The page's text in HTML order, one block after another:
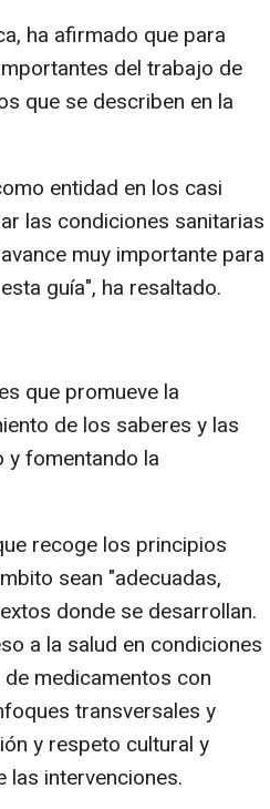
ha afirmado que para
del trabajo de
que se describen en la
entidad en los casi
las condiciones sanitarias
muy importante para
guía", ha resaltado.
que promueve la
de los saberes y las
y fomentando la
recoge los principios
sean "adecuadas,
donde se desarrollan.
a la salud en condiciones
medicamentos con
transversales y
y respeto cultural y
las intervenciones.